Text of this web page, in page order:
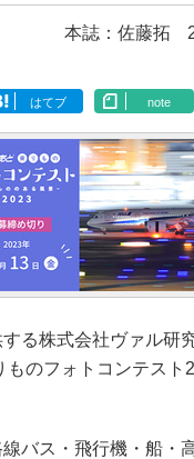
本誌：佐藤拓
はてブ note
る株式会社ヴァル研
のフォトコンテスト
バス・飛行機・船・